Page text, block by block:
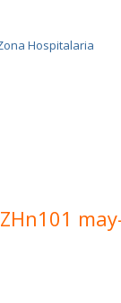
ZHn101